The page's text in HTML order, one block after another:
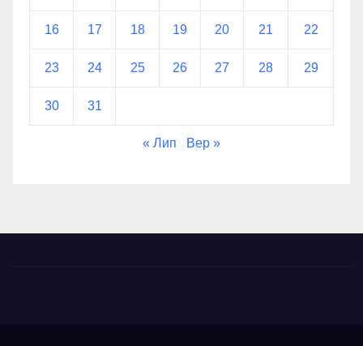
16 17 18 19 20 21 22
23 24 25 26 27 28 29
30 31
« Лип Вер »